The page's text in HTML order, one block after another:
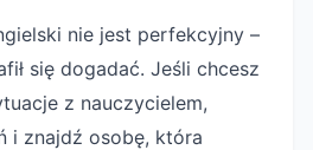
nie jest perfekcyjny –
się dogadać. Jeśli chcesz
z nauczycielem,
i znajdź osobę, która